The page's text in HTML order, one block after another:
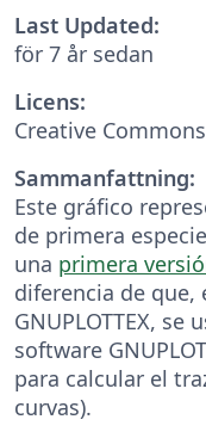
Last Updated:
för 7 år sedan
Licens:
Creative
Sammanfattning:
Este gráfico
de primera
una primera
diferencia de que,
GNUPLOTTEX, se
software
para calcular el
curvas).